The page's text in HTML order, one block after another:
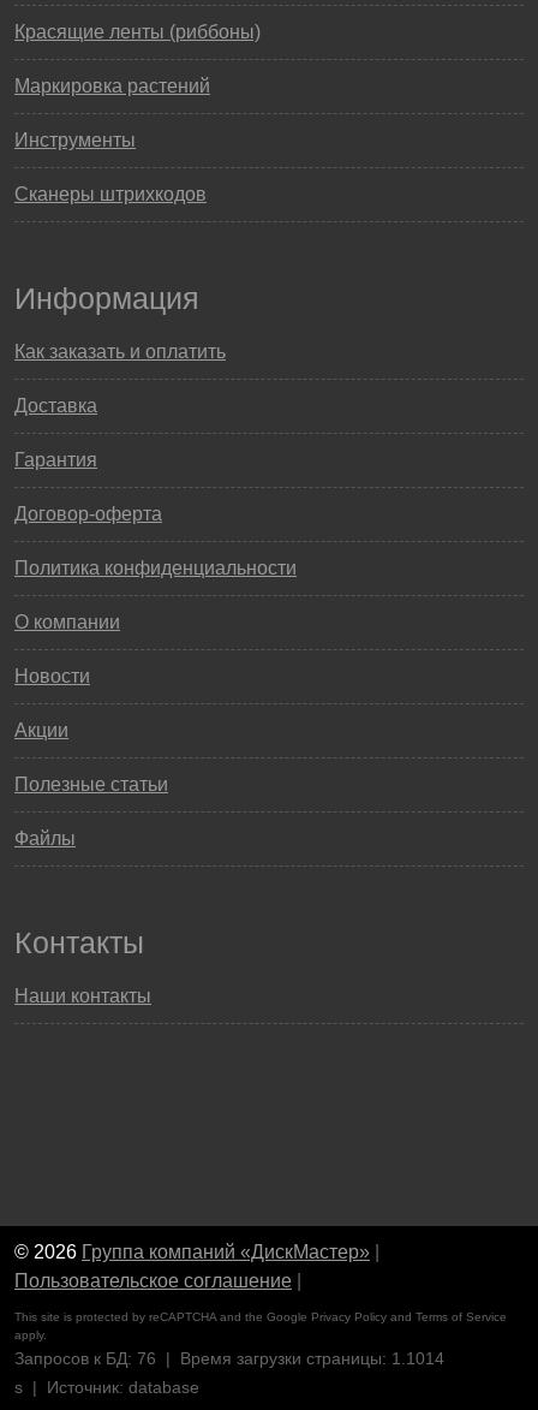
Красящие ленты (риббоны)
Маркировка растений
Инструменты
Сканеры штрихкодов
Информация
Как заказать и оплатить
Доставка
Гарантия
Договор-оферта
Политика конфиденциальности
О компании
Новости
Акции
Полезные статьи
Файлы
Контакты
Наши контакты
© 2026 Группа компаний «ДискМастер»
Пользовательское соглашение
This site is protected by reCAPTCHA and the Google Privacy Policy and Terms of Service
apply.
Запросов к БД: 76 | Время загрузки страницы: 1.1014
s | Источник: database